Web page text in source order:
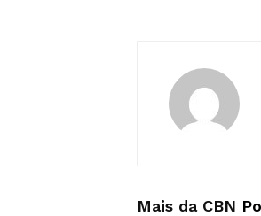
Mais da CBN